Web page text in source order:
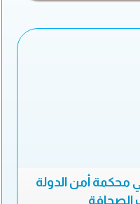
محكمة أمن الدولة